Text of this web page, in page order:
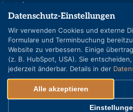
Social
LinkedIn
Google-Profil
© REFLECT GmbH & Co. KG – Alle
Datenschutz-Einstellungen
Wir verwenden Cookies und externe
Formulare und Terminbuchung
Website zu verbessern. Einige
(z. B. HubSpot, USA). Sie
jederzeit änderbar. Details in der
Alle akzeptieren